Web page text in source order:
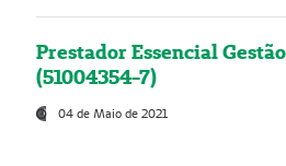
Prestador Essencial
(51004354-7)
04 de Maio de 2021